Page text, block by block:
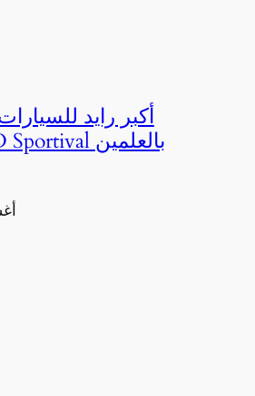
أكبر رايد
22